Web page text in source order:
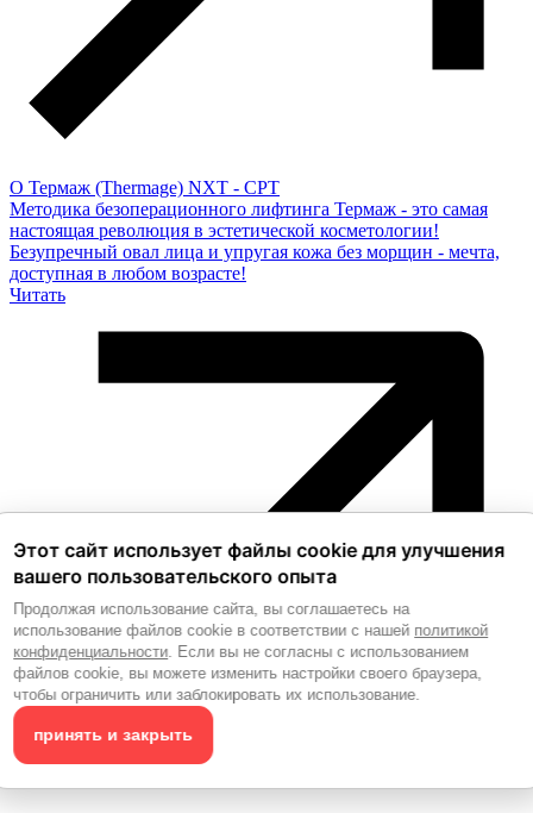
О Термаж (Thermage) NXT - CPT
Методика безоперационного лифтинга Термаж - это самая
настоящая революция в эстетической косметологии!
Безупречный овал лица и упругая кожа без морщин - мечта,
доступная в любом возрасте!
Читать
Этот сайт использует файлы cookie для улучшения
вашего пользовательского опыта
Продолжая использование сайта, вы соглашаетесь на
использование файлов cookie в соответствии с нашей политикой
конфиденциальности. Если вы не согласны с использованием
файлов cookie, вы можете изменить настройки своего браузера,
чтобы ограничить или заблокировать их использование.
принять и закрыть